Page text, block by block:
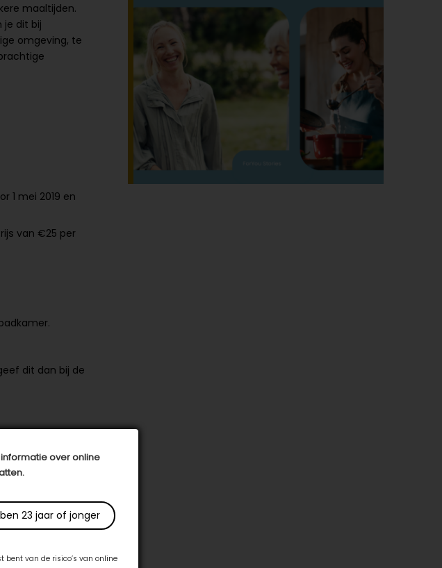
over online
23 jaar of jonger
bent van de risico’s van online
maaltijden.
je dit bij
omgeving, te
1 mei 2019 en
van €25 per
dit dan bij de